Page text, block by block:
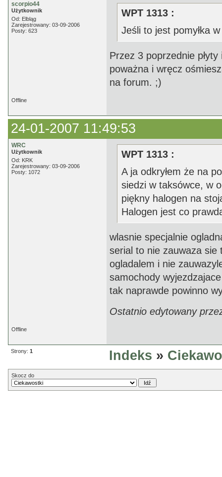
scorpio44
Użytkownik
Od: Elbląg
Zarejestrowany: 03-09-2006
Posty: 623
WPT 1313 :
Jeśli to jest pomyłka
Przez 3 poprzednie
poważna i wręcz
na forum. ;)
Offline
24-01-2007 11:49:53
WRC
Użytkownik
Od: KRK
Zarejestrowany: 03-09-2006
Posty: 1072
WPT 1313 :
A ja odkryłem że na
siedzi w taksówce, w
piękny halogen na
Halogen jest co
wlasnie specjalnie
serial to nie zauwaza
ogladalem i nie
samochody
tak naprawde powinno
Ostatnio edytowany
Offline
Strony: 1 Indeks »
Skocz do